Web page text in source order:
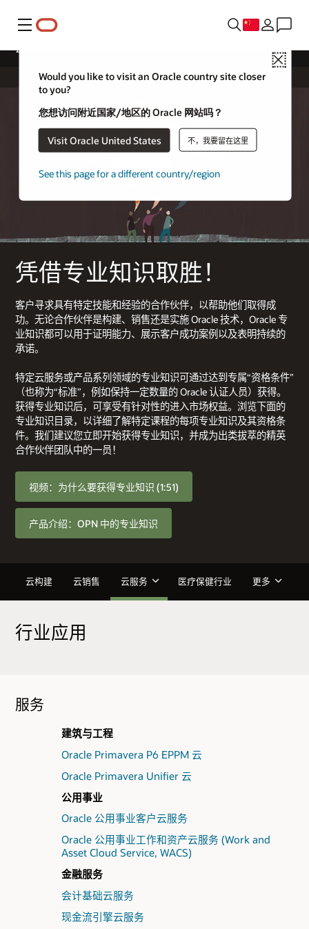
菜单
Close
Would you like to visit an Oracle country site closer
to you?
您想访问附近国家/地区的 Oracle 网站吗？
Visit Oracle United States 不，我要留在这里
See this page for a different country/region
凭借专业知识取胜！
客户寻求具有特定技能和经验的合作伙伴，以帮助他们取得成
功。无论合作伙伴是构建、销售还是实施 Oracle 技术，Oracle 专
业知识都可以用于证明能力、展示客户成功案例以及表明持续的
承诺。
特定云服务或产品系列领域的专业知识可通过达到专属“资格条件”
（也称为“标准”，例如保持一定数量的 Oracle 认证人员）获得。
获得专业知识后，可享受有针对性的进入市场权益。浏览下面的
专业知识目录，以详细了解特定课程的每项专业知识及其资格条
件。我们建议您立即开始获得专业知识，并成为出类拔萃的精英
合作伙伴团队中的一员！
视频：为什么要获得专业知识 (1:51)
产品介绍：OPN 中的专业知识
云服务 — 行业应用
云构建 云销售 云服务 医疗保健行业 更多
行业应用
服务
建筑与工程
Oracle Primavera P6 EPPM 云
Oracle Primavera Unifier 云
公用事业
Oracle 公用事业客户云服务
Oracle 公用事业工作和资产云服务 (Work and
Asset Cloud Service, WACS)
金融服务
会计基础云服务
现金流引擎云服务